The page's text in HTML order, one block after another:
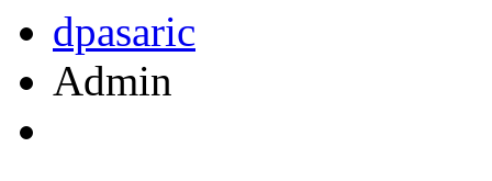
dpasaric
Admin